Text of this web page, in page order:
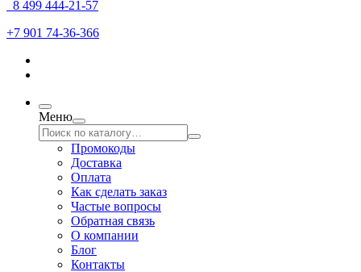
8 499 444-21-57
+7 901 74-36-366
Меню
Промокоды
Доставка
Оплата
Как сделать заказ
Частые вопросы
Обратная связь
О компании
Блог
Контакты